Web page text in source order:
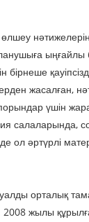
ыңғайлы
бірнеше
жасалған,
үшін
ол әртүрлі
орталық
жылы